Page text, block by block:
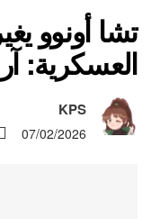
تشا أونوو
العسكرية:
KPS
07/02/2026